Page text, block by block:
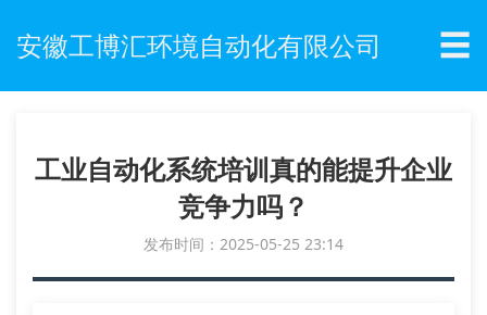
安徽工博汇环境自动化有限公司 ☰
工业自动化系统培训真的能提升企业
竞争力吗？
发布时间：2025-05-25 23:14